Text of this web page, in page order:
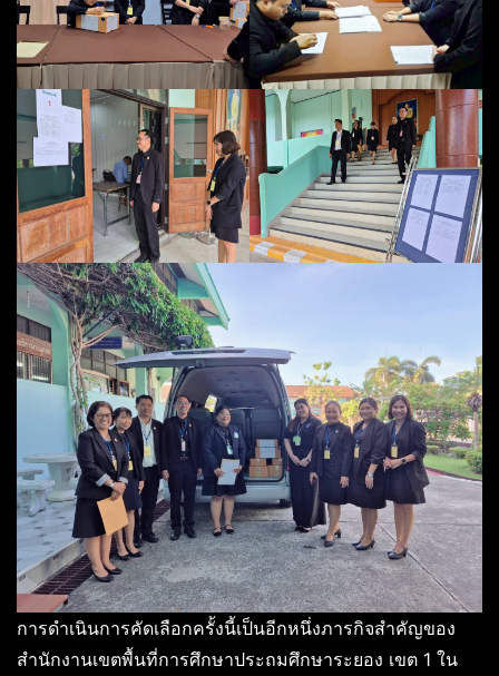
การดำเนินการคัดเลือกครั้งนี้เป็นอีกหนึ่งภารกิจสำคัญของ
สำนักงานเขตพื้นที่การศึกษาประถมศึกษาระยอง เขต 1 ใน